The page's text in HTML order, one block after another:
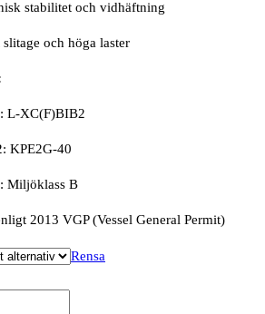
stabilitet och vidhäftning
och höga laster
L-XC(F)BIB2
KPE2G-40
Miljöklass B
2013 VGP (Vessel General Permit)
Rensa